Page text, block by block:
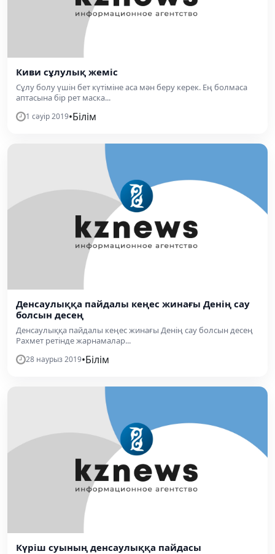
Киви сұлулық жеміс
Сұлу болу үшін бет күтіміне аса мән беру керек. Ең болмаcа
аптасына бір рет маска...
1 сәуір 2019•Білім
Денсаулыққа пайдалы кеңес жинағы Денің сау
болсын десең
Денсаулыққа пайдалы кеңес жинағы Денің сау болсын десең
Рахмет ретінде жарнамалар...
28 наурыз 2019•Білім
Күріш суының денсаулыққа пайдасы